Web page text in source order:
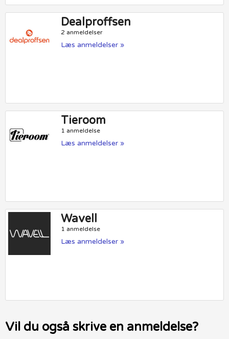
Dealproffsen
2 anmeldelser
Læs anmeldelser »
Tieroom
1 anmeldelse
Læs anmeldelser »
Wavell
1 anmeldelse
Læs anmeldelser »
Vil du også skrive en anmeldelse?